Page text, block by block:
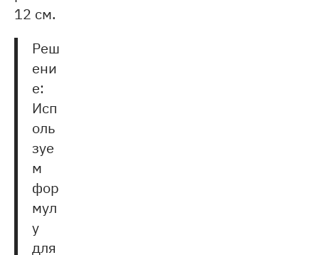
12 см.
Реш
ени
е:
Исп
оль
зуе
м
фор
мул
у
для